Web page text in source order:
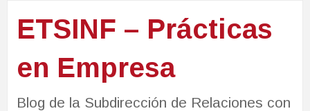
ETSINF – Prácticas
en Empresa
Blog de la Subdirección de Relaciones con